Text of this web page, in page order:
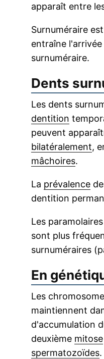
apparaît entre
Surnuméraire
entraîne
surnuméraire.
Dents
Les dents
dentition
peuvent
bilatéralement,
mâchoires.
La prévalence
dentition
Les
sont plus
surnuméraires
En
Les
maintiennent
d'accumulation
deuxième mitose
spermatozoïdes